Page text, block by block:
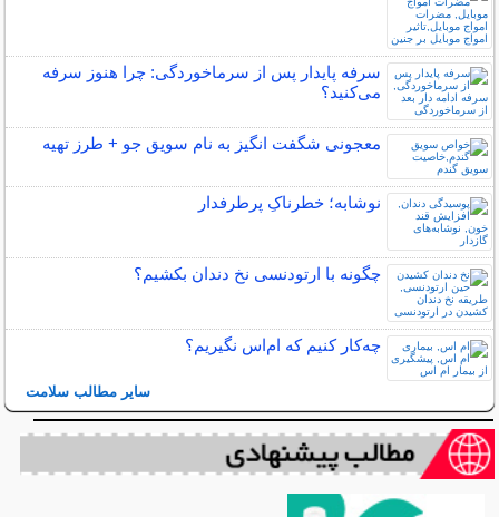
سرفه پایدار پس از سرماخوردگی: چرا هنوز سرفه
می‌کنید؟
معجونی شگفت انگیز به نام سویق جو + طرز تهیه
نوشابه؛ خطرناکِ پرطرفدار
چگونه با ارتودنسی نخ دندان بکشیم؟
چه‌كار كنيم كه ام‌اس نگيريم؟
سایر مطالب سلامت